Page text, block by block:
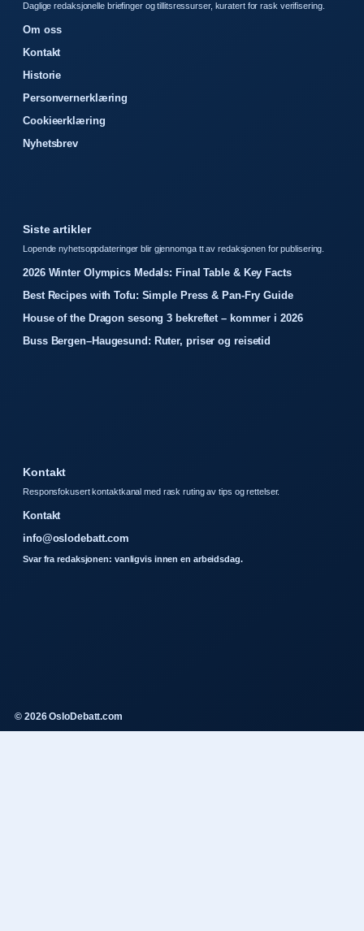
Daglige redaksjonelle briefinger og tillitsressurser, kuratert for rask verifisering.
Om oss
Kontakt
Historie
Personvernerklæring
Cookieerklæring
Nyhetsbrev
Siste artikler
Lopende nyhetsoppdateringer blir gjennomga tt av redaksjonen for publisering.
2026 Winter Olympics Medals: Final Table & Key Facts
Best Recipes with Tofu: Simple Press & Pan-Fry Guide
House of the Dragon sesong 3 bekreftet – kommer i 2026
Buss Bergen–Haugesund: Ruter, priser og reisetid
Kontakt
Responsfokusert kontaktkanal med rask ruting av tips og rettelser.
Kontakt
info@oslodebatt.com
Svar fra redaksjonen: vanligvis innen en arbeidsdag.
© 2026 OsloDebatt.com